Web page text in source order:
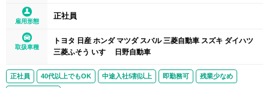
雇用形態
正社員
取扱車種
トヨタ 日産 ホンダ マツダ スバル 三菱自動車 スズキ ダイハツ
三菱ふそう いすゞ 日野自動車
正社員 40代以上でもOK 中途入社5割以上 即勤務可 残業少なめ